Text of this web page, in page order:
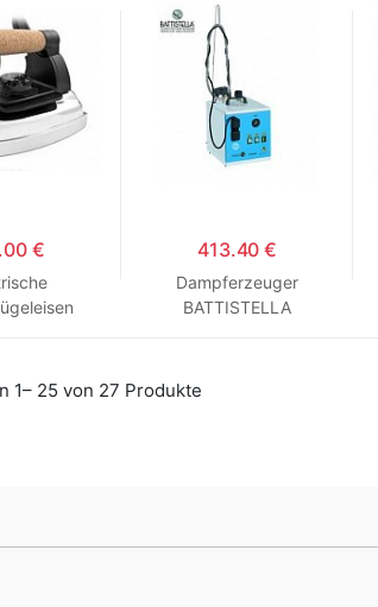
€ 413.40 €
Dampferzeuger
BATTISTELLA
1– 25 von 27 Produkte